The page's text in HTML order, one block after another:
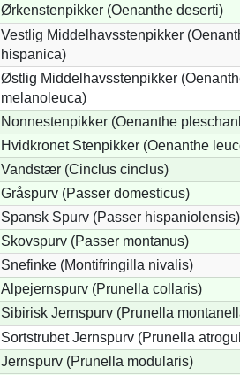
Ørkenstenpikker (Oenanthe deserti)
Vestlig Middelhavsstenpikker
hispanica)
Østlig Middelhavsstenpikker
melanoleuca)
Nonnestenpikker (Oenanthe
Hvidkronet Stenpikker (Oenanthe
Vandstær (Cinclus cinclus)
Gråspurv (Passer domesticus)
Spansk Spurv (Passer hispaniolensis)
Skovspurv (Passer montanus)
Snefinke (Montifringilla nivalis)
Alpejernspurv (Prunella collaris)
Sibirisk Jernspurv (Prunella
Sortstrubet Jernspurv (Prunella
Jernspurv (Prunella modularis)